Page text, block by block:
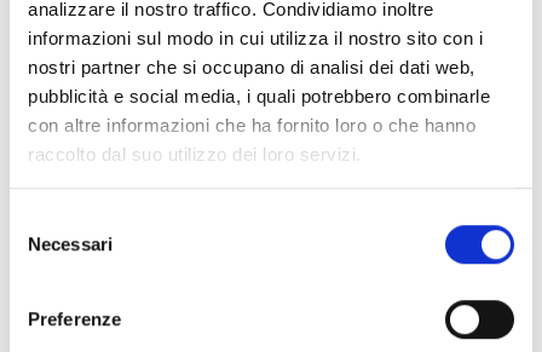
analizzare il nostro traffico. Condividiamo inoltre
informazioni sul modo in cui utilizza il nostro sito con i
nostri partner che si occupano di analisi dei dati web,
pubblicità e social media, i quali potrebbero combinarle
con altre informazioni che ha fornito loro o che hanno
raccolto dal suo utilizzo dei loro servizi.
delNecessari
Preferenze
ART: GKFG2
Giunto Flessibile GKF 2"- 60.3mm gvz